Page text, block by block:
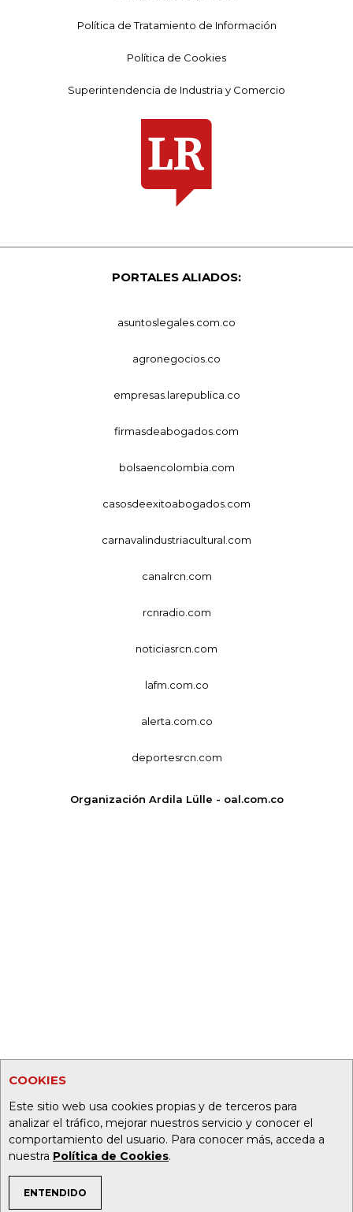
COOKIES
Este sitio web usa cookies propias y de terceros para
analizar el tráfico, mejorar nuestros servicio y conocer el
comportamiento del usuario. Para conocer más, acceda a
nuestra Política de Cookies.
ENTENDIDO
TEMAS DE INTERÉS
Política de Tratamiento de Información
Política de Cookies
Superintendencia de Industria y Comercio
PORTALES ALIADOS:
asuntoslegales.com.co
agronegocios.co
empresas.larepublica.co
firmasdeabogados.com
bolsaencolombia.com
casosdeexitoabogados.com
carnavalindustriacultural.com
canalrcn.com
rcnradio.com
noticiasrcn.com
lafm.com.co
alerta.com.co
deportesrcn.com
Organización Ardila Lülle - oal.com.co